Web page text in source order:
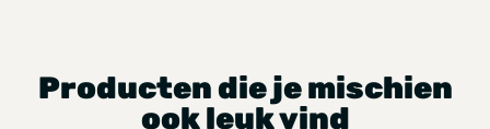
Producten die je mischien
ook leuk vind